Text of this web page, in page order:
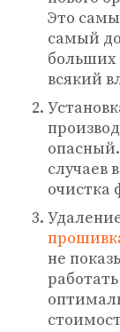
Это
самый
больших
всякий
случаев
очистка
не